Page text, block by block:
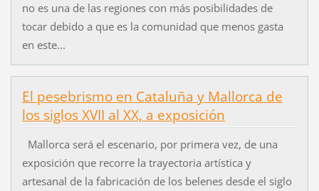
no es una de las regiones con más posibilidades de
tocar debido a que es la comunidad que menos gasta
en este...
El pesebrismo en Cataluña y Mallorca de
los siglos XVII al XX, a exposición
Mallorca será el escenario, por primera vez, de una
exposición que recorre la trayectoria artística y
artesanal de la fabricación de los belenes desde el siglo